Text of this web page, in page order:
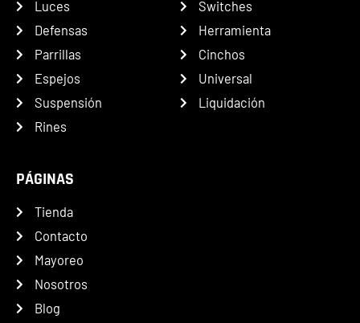
Luces
Defensas
Parrillas
Espejos
Suspensión
Rines
Switches
Herramienta
Cinchos
Universal
Liquidación
PÁGINAS
Tienda
Contacto
Mayoreo
Nosotros
Blog